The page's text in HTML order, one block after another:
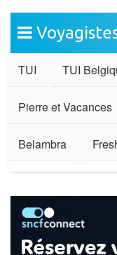
TUI TUI
Pierre et Vacances
Belambra